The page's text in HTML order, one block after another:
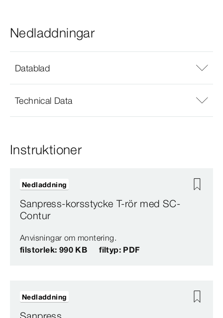
Nedladdningar
Datablad
Technical Data
Instruktioner
Sanpress-korsstycke T-rör med SC-
Contur
Anvisningar om montering.
filstorlek: 990 KB
filtyp: PDF
Nedladdning
Nedladdning